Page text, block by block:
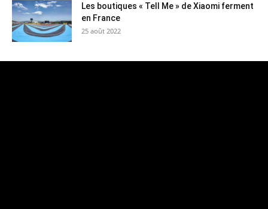
Les boutiques « Tell Me » de Xiaomi ferment
en France
25 août 2022